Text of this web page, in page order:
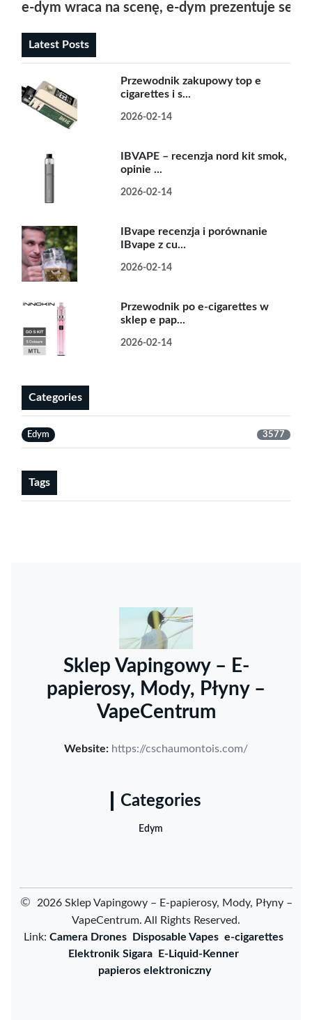
e-dym wraca na scenę, e-dym prezentuje
Latest Posts
Przewodnik zakupowy top e
cigarettes i s...
2026-02-14
IBVAPE – recenzja nord kit smok,
opinie ...
2026-02-14
IBvape recenzja i porównanie
IBvape z cu...
2026-02-14
Przewodnik po e-cigarettes w
sklep e pap...
2026-02-14
Categories
Edym 3577
Tags
Sklep Vapingowy – E-
papierosy, Mody, Płyny –
VapeCentrum
Website: https://cschaumontois.com/
Categories
Edym
©
2026 Sklep Vapingowy – E-papierosy, Mody, Płyny –
VapeCentrum. All Rights Reserved.
Link: Camera Drones Disposable Vapes e-cigarettes
Elektronik Sigara
E-Liquid-Kenner
papieros elektroniczny